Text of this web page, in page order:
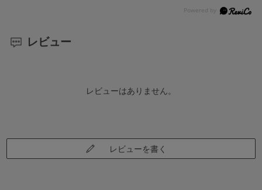
レビュー
レビューはありません。
レビューを書く